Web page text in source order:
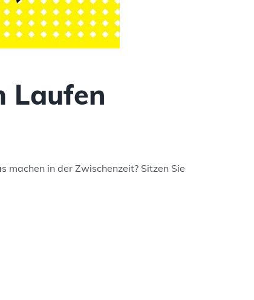
Laufen
machen in der Zwischenzeit? Sitzen Sie